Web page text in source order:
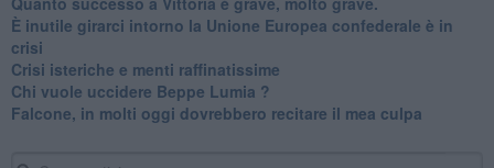
​È inutile girarci intorno la Unione Europea confederale è in
crisi
Crisi isteriche e menti raffinatissime
Chi vuole uccidere Beppe Lumia ?
Falcone, in molti oggi dovrebbero recitare il mea culpa